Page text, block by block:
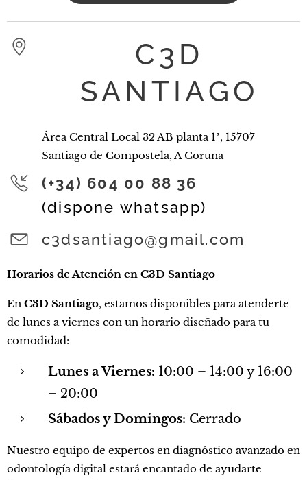
C3D
SANTIAGO
Área Central Local 32 AB planta 1ª, 15707
Santiago de Compostela, A Coruña
(+34) 604 00 88 36
(dispone whatsapp)
c3dsantiago@gmail.com
Horarios de Atención en C3D Santiago
En C3D Santiago, estamos disponibles para atenderte
de lunes a viernes con un horario diseñado para tu
comodidad:
Lunes a Viernes: 10:00 – 14:00 y 16:00
– 20:00
Sábados y Domingos: Cerrado
Nuestro equipo de expertos en diagnóstico avanzado en
odontología digital estará encantado de ayudarte